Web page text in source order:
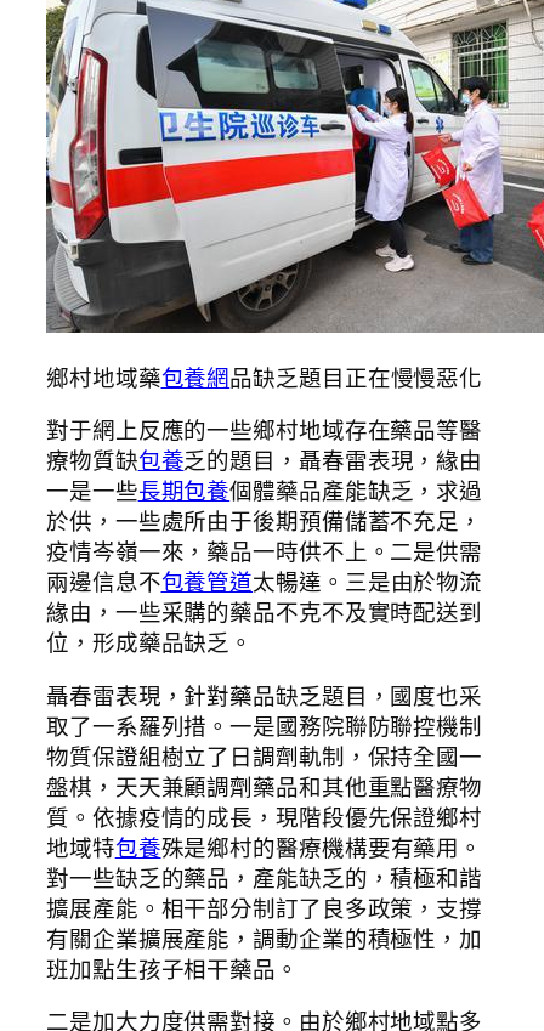
鄉村地域藥包養網品缺乏題目正在慢慢惡化
對于網上反應的一些鄉村地域存在藥品等醫
療物質缺包養乏的題目，聶春雷表現，緣由
一是一些長期包養個體藥品產能缺乏，求過
於供，一些處所由于後期預備儲蓄不充足，
疫情岑嶺一來，藥品一時供不上。二是供需
兩邊信息不包養管道太暢達。三是由於物流
緣由，一些采購的藥品不克不及實時配送到
位，形成藥品缺乏。
聶春雷表現，針對藥品缺乏題目，國度也采
取了一系羅列措。一是國務院聯防聯控機制
物質保證組樹立了日調劑軌制，保持全國一
盤棋，天天兼顧調劑藥品和其他重點醫療物
質。依據疫情的成長，現階段優先保證鄉村
地域特包養殊是鄉村的醫療機構要有藥用。
對一些缺乏的藥品，產能缺乏的，積極和諧
擴展產能。相干部分制訂了良多政策，支撐
有關企業擴展產能，調動企業的積極性，加
班加點生孩子相干藥品。
二是加大力度供需對接。由於鄉村地域點多